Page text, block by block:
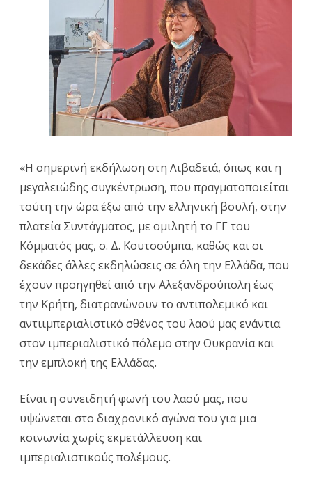
«Η σημερινή εκδήλωση στη Λιβαδειά, όπως και η
μεγαλειώδης συγκέντρωση, που πραγματοποιείται
τούτη την ώρα έξω από την ελληνική βουλή, στην
πλατεία Συντάγματος, με ομιλητή το ΓΓ του
Κόμματός μας, σ. Δ. Κουτσούμπα, καθώς και οι
δεκάδες άλλες εκδηλώσεις σε όλη την Ελλάδα, που
έχουν προηγηθεί από την Αλεξανδρούπολη έως
την Κρήτη, διατρανώνουν το αντιπολεμικό και
αντιιμπεριαλιστικό σθένος του λαού μας ενάντια
στον ιμπεριαλιστικό πόλεμο στην Ουκρανία και
την εμπλοκή της Ελλάδας.
Είναι η συνειδητή φωνή του λαού μας, που
υψώνεται στο διαχρονικό αγώνα του για μια
κοινωνία χωρίς εκμετάλλευση και
ιμπεριαλιστικούς πολέμους.